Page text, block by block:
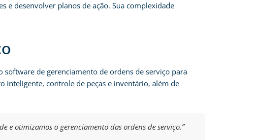
e desenvolver planos de ação. Sua complexidade
de gerenciamento de ordens de serviço para
inteligente, controle de peças e inventário, além de
e otimizamos o gerenciamento das ordens de serviço.”